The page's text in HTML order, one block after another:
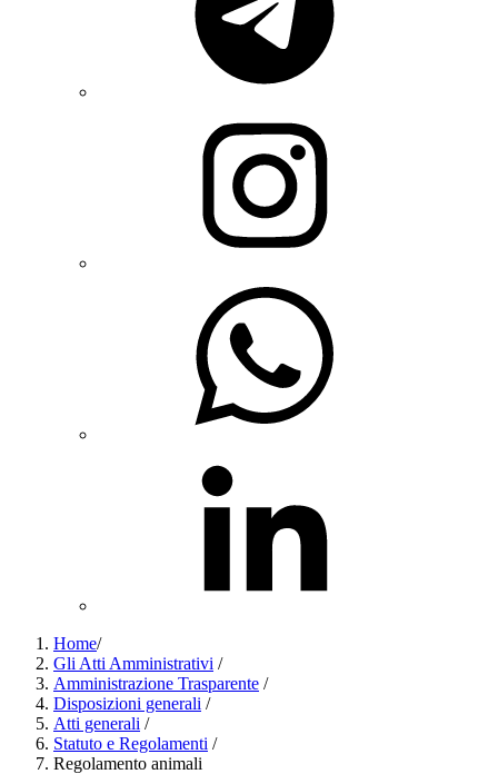
Home/
Gli Atti Amministrativi /
Amministrazione Trasparente /
Disposizioni generali /
Atti generali /
Statuto e Regolamenti /
Regolamento animali